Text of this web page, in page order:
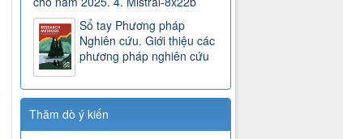
Sổ tay Phương pháp
Nghiên cứu. Giới thiệu các
phương pháp nghiên cứu
Thăm dò ý kiến